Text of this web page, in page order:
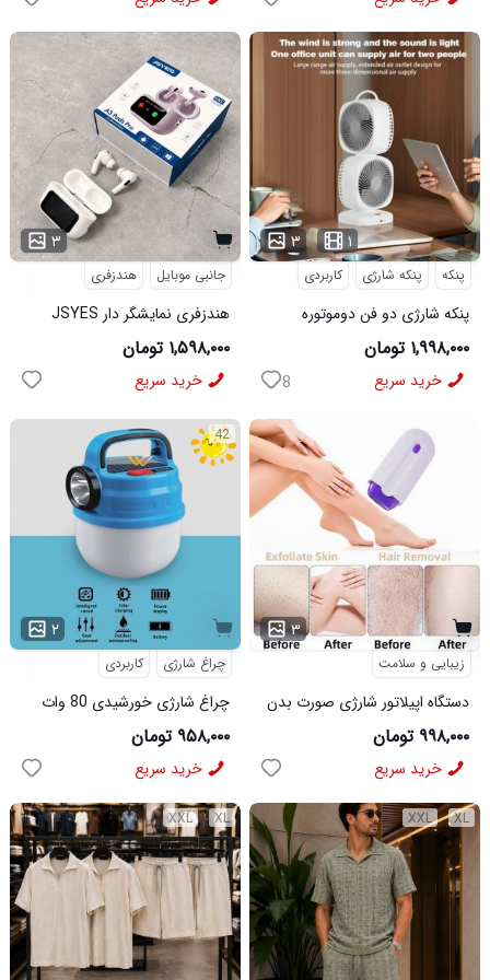
۳
جانبی موبایل هندزفری
هندزفری نمایشگر دار JSYES
A3Pods Pro
۱,۵۹۸,۰۰۰ تومان
خرید سریع
۳ ۱
پنکه پنکه شارژی کاربردی
پنکه شارژی دو فن دوموتوره
درجه
۱,۹۹۸,۰۰۰ تومان
خرید سریع 8
42
۲
چراغ شارژی کاربردی
چراغ شارژی خورشیدی 80 وات
مدل HB V80
۹۵۸,۰۰۰ تومان
خرید سریع
۳
زیبایی و سلامت
دستگاه اپیلاتور شارژی صورت بدن
۹۹۸,۰۰۰ تومان
خرید سریع
XL
XXL XL
XXL